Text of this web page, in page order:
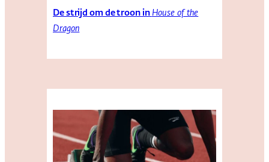
De strijd om de troon in House of the
Dragon